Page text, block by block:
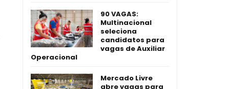
90 VAGAS:
Multinacional
seleciona
candidatos para
vagas de Auxiliar
Operacional
Mercado Livre
abre vagas para